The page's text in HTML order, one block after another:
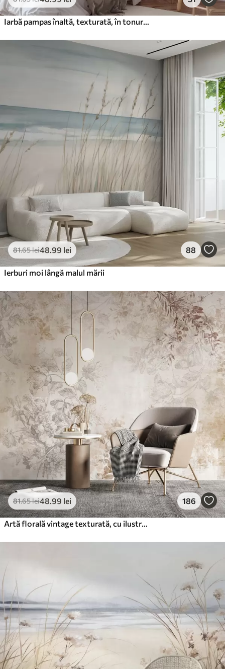
81.65lei48 .99 lei 88
Ierburi moi lângă malul mării
81.65lei48 .99 lei 186